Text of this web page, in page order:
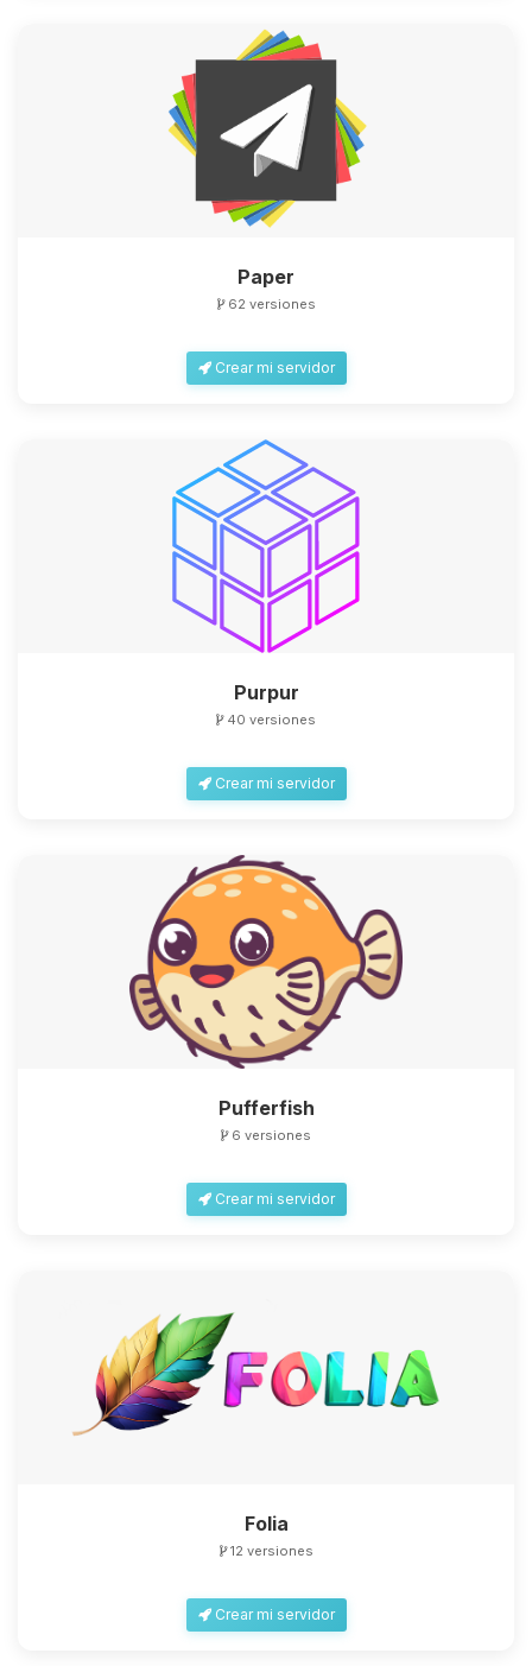
Paper
62 versiones
Crear mi servidor
Purpur
40 versiones
Crear mi servidor
Pufferfish
6 versiones
Crear mi servidor
Folia
12 versiones
Crear mi servidor
Yupi, por fin alguien con quien
hablar! Soy Choupy, tu pequeno
que necesitas y moveré mis
pequenos circuitos para ayudarte.
10/08/2026 19:33